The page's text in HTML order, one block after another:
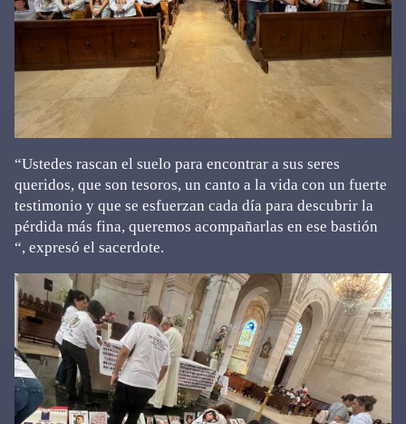
“Ustedes rascan el suelo para encontrar a sus seres
queridos, que son tesoros, un canto a la vida con un fuerte
testimonio y que se esfuerzan cada día para descubrir la
pérdida más fina, queremos acompañarlas en ese bastión
“, expresó el sacerdote.